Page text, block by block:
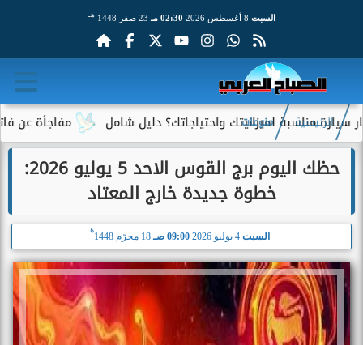
السبت 02:30 مـ 23 صفر 1448 هـ
مفاجأة عن فاتورة لميزانيتك واحتياجاتك؟ دليل شامل
الرئيسية منوعات
حظك اليوم برج القوس الاحد 5 يوليو 2026:
خطوة جديدة خارج المعتاد
السبت 4 يوليو 2026 09:00 صـ 18 محرّم 1448
هـ